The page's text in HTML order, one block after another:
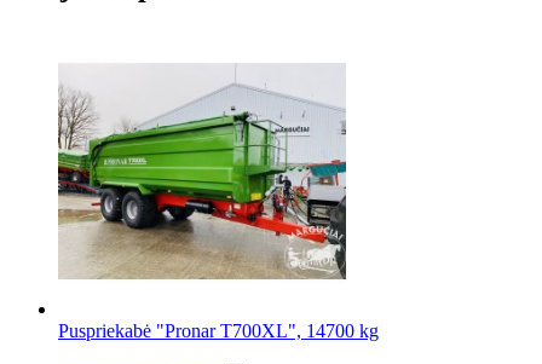
Puspriekabė "Pronar T700XL", 14700 kg